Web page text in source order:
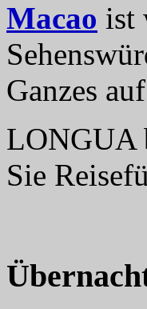
Macao ist
Ganzes
LONGUA
Sie